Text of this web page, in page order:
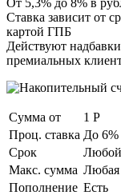
Ставка зависит от
картой ГПБ
Действуют
премиальных
Сумма от
1 Р
Проц. ставка До 6%
Срок
Любой
Макс. сумма Любая
Пополнение Есть